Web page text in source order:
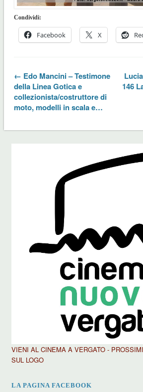
Condividi:
Facebook X
← Edo Mancini – Testimone
della Linea Gotica e
collezionista/costruttore di
moto, modelli in scala e…
146
VIENI AL CINEMA A VERGATO -
SUL LOGO
LA PAGINA FACEBOOK